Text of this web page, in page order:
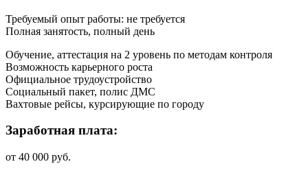
Требуемый опыт работы: не требуется
Полная занятость, полный день
Обучение, аттестация на 2 уровень по методам контроля
Возможность карьерного роста
Официальное трудоустройство
Социальный пакет, полис ДМС
Вахтовые рейсы, курсирующие по городу
Заработная плата:
от 40 000 руб.